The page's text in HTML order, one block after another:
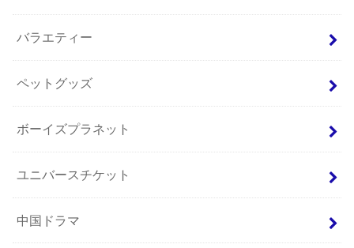
バラエティー
ペットグッズ
ボーイズプラネット
ユニバースチケット
中国ドラマ